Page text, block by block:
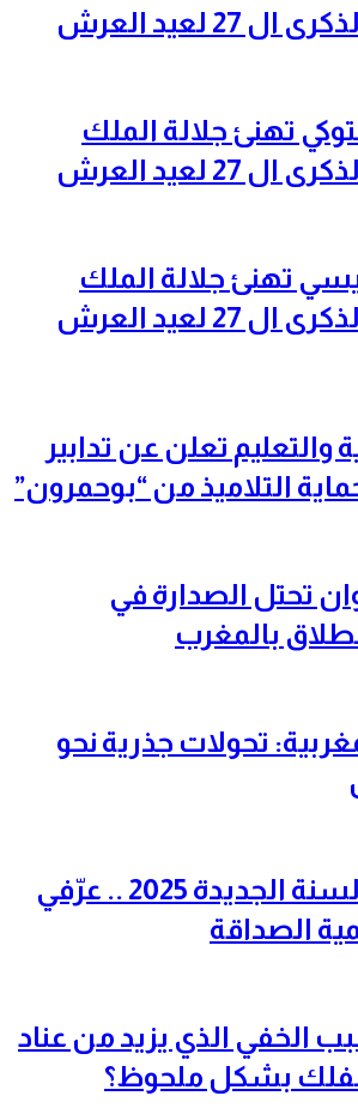
27 لعيد العرش
تهنئ جلالة الملك
27 لعيد العرش
تهنئ جلالة الملك
27 لعيد العرش
والتعليم تعلن عن تدابير
التلاميذ من “بوحمرون”
تحتل الصدارة في
بالمغرب
تحولات جذرية نحو
بمناسبة السنة الجديدة 2025 .. عرّفي
الصداقة
الخفي الذي يزيد من عناد
بشكل ملحوظ؟